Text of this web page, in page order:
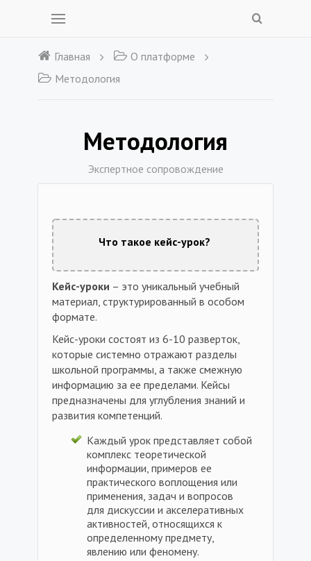
Главная
О платформе
Методология
Методология
Экспертное сопровождение
Что такое кейс-урок?
Кейс-уроки – это уникальный учебный
материал, структурированный в особом
формате.
Кейс-уроки состоят из 6-10 разверток,
которые системно отражают разделы
школьной программы, а также смежную
информацию за ее пределами. Кейсы
предназначены для углубления знаний и
развития компетенций.
Каждый урок представляет собой
комплекс теоретической
информации, примеров ее
практического воплощения или
применения, задач и вопросов
для дискуссии и акселеративных
активностей, относящихся к
определенному предмету,
явлению или феномену.